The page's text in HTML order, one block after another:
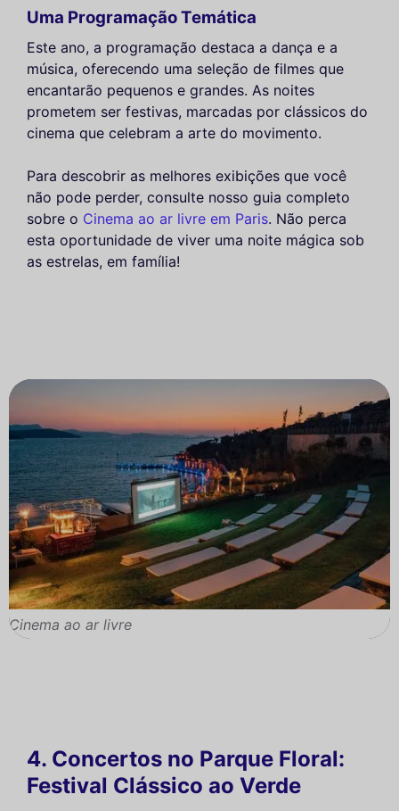
Uma Programação Temática
Este ano, a programação destaca a dança e a
música, oferecendo uma seleção de filmes que
encantarão pequenos e grandes. As noites
prometem ser festivas, marcadas por clássicos do
cinema que celebram a arte do movimento.
Para descobrir as melhores exibições que você
não pode perder, consulte nosso guia completo
sobre o Cinema ao ar livre em Paris. Não perca
esta oportunidade de viver uma noite mágica sob
as estrelas, em família!
Cinema ao ar livre
4. Concertos no Parque Floral:
Festival Clássico ao Verde